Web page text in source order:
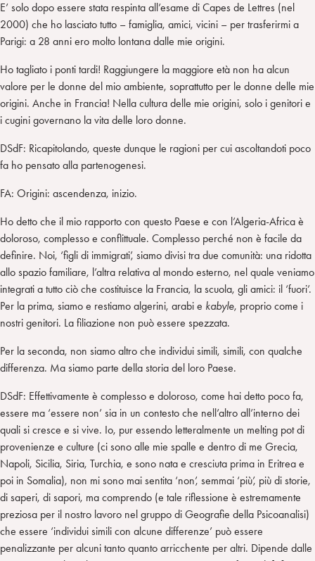
E’ solo dopo essere stata respinta all’esame di Capes de Lettres (nel
2000) che ho lasciato tutto – famiglia, amici, vicini – per trasferirmi a
Parigi: a 28 anni ero molto lontana dalle mie origini.
Ho tagliato i ponti tardi! Raggiungere la maggiore età non ha alcun
valore per le donne del mio ambiente, soprattutto per le donne delle mie
origini. Anche in Francia! Nella cultura delle mie origini, solo i genitori e
i cugini governano la vita delle loro donne.
DSdF: Ricapitolando, queste dunque le ragioni per cui ascoltandoti poco
fa ho pensato alla partenogenesi.
FA: Origini: ascendenza, inizio.
Ho detto che il mio rapporto con questo Paese e con l’Algeria-Africa è
doloroso, complesso e conflittuale. Complesso perché non è facile da
definire. Noi, ‘figli di immigrati’, siamo divisi tra due comunità: una ridotta
allo spazio familiare, l’altra relativa al mondo esterno, nel quale veniamo
integrati a tutto ciò che costituisce la Francia, la scuola, gli amici: il ‘fuori’.
Per la prima, siamo e restiamo algerini, arabi e kabyle, proprio come i
nostri genitori. La filiazione non può essere spezzata.
Per la seconda, non siamo altro che individui simili, simili, con qualche
differenza. Ma siamo parte della storia del loro Paese.
DSdF: Effettivamente è complesso e doloroso, come hai detto poco fa,
essere ma ‘essere non’ sia in un contesto che nell’altro all’interno dei
quali si cresce e si vive. Io, pur essendo letteralmente un melting pot di
provenienze e culture (ci sono alle mie spalle e dentro di me Grecia,
Napoli, Sicilia, Siria, Turchia, e sono nata e cresciuta prima in Eritrea e
poi in Somalia), non mi sono mai sentita ‘non’, semmai ‘più’, più di storie,
di saperi, di sapori, ma comprendo (e tale riflessione è estremamente
preziosa per il nostro lavoro nel gruppo di Geografie della Psicoanalisi)
che essere ‘individui simili con alcune differenze’ può essere
penalizzante per alcuni tanto quanto arricchente per altri. Dipende dalle